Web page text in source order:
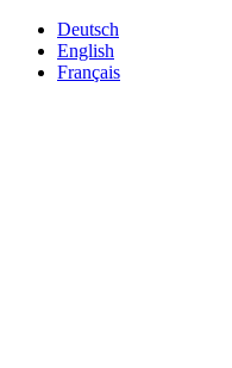
Deutsch
English
Français